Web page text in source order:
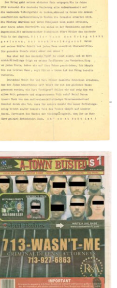
Flugblätter der Weissen Rose – V,
Januar 1943
A-TOWN BUSTED – 8/15/16–
9/1/16